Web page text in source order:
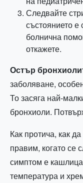
Следвайте
състоянието
болнична
откажете.
Остър
заболяване,
То засяга най-
бронхиоли.
Как протича, как
правим, когато се
симптом е
температура и